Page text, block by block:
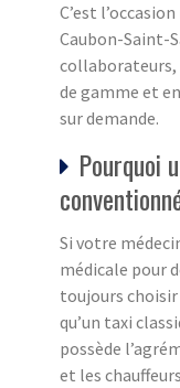
C’est
Caubon-Saint-
collaborateurs,
de gamme et
sur demande.
Pourquoi
Si votre
médicale pour
toujours
qu’un taxi
possède
et les